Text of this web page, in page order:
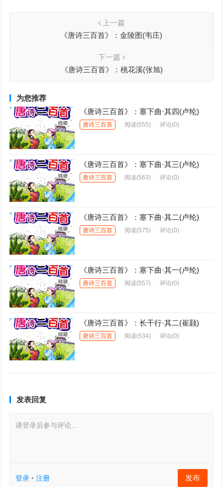
上一篇
《唐诗三百首》：金陵图(韦庄)
下一篇
《唐诗三百首》：桃花溪(张旭)
为您推荐
《唐诗三百首》：塞下曲·其四(卢纶)
唐诗三百首 阅读(555) 评论(0)
《唐诗三百首》：塞下曲·其三(卢纶)
唐诗三百首 阅读(563) 评论(0)
《唐诗三百首》：塞下曲·其二(卢纶)
唐诗三百首 阅读(575) 评论(0)
《唐诗三百首》：塞下曲·其一(卢纶)
唐诗三百首 阅读(557) 评论(0)
《唐诗三百首》：长干行·其二(崔颢)
唐诗三百首 阅读(534) 评论(0)
发表回复
请登录后参与评论...
登录 •注册 发布